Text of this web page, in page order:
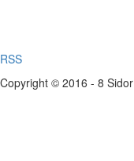
RSS
Copyright © 2016 - 8 Sidor